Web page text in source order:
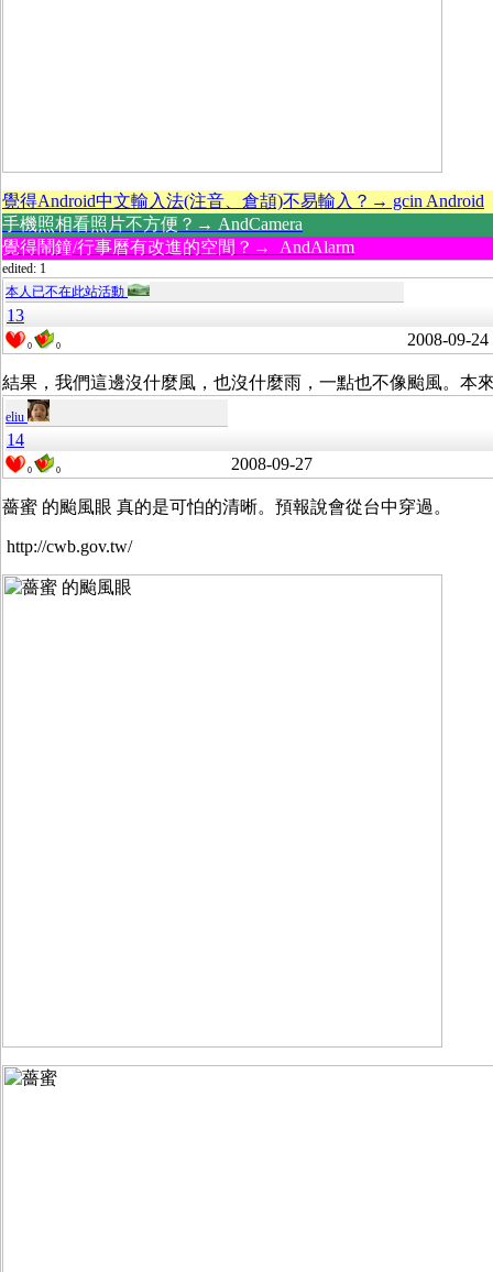
覺得Android中文輸入法(注音、倉頡)不易輸入？→ gcin Android
手機照相看照片不方便？→ AndCamera
覺得鬧鐘/行事曆有改進的空間？→ AndAlarm
edited: 1
本人已不在此站活動
13
0 0 2008-09-24
結果，我們這邊沒什麼風，也沒什麼雨，一點也不像颱風。本
eliu
14
0 0 2008-09-27
薔蜜 的颱風眼 真的是可怕的清晰。預報說會從台中穿過。
http://cwb.gov.tw/